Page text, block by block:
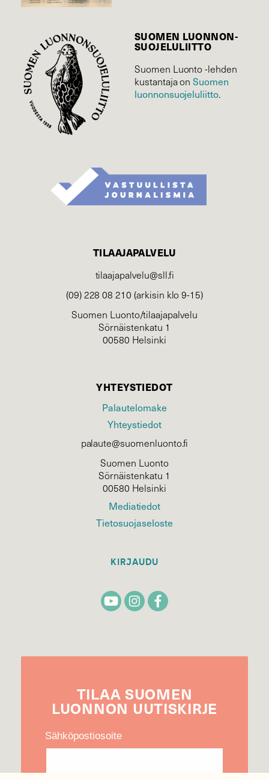
SUOMEN LUONNON­
SUOJELU­LIITTO
Suomen Luonto -lehden
kustantaja onSuomen
luonnonsuojelu­liitto.
TILAAJAPALVELU
tilaajapalvelu@sll.fi
(09) 228 08 210 (arkisin klo 9-15)
Suomen Luonto/tilaajapalvelu
Sörnäistenkatu 1
00580 Helsinki
YHTEYSTIEDOT
Palautelomake
Yhteystiedot
palaute@suomenluonto.fi
Suomen Luonto
Sörnäistenkatu 1
00580 Helsinki
Mediatiedot
Tietosuojaseloste
KIRJAUDU
TILAA SUOMEN
LUONNON UUTIS­KIRJE
Sähköpostiosoite